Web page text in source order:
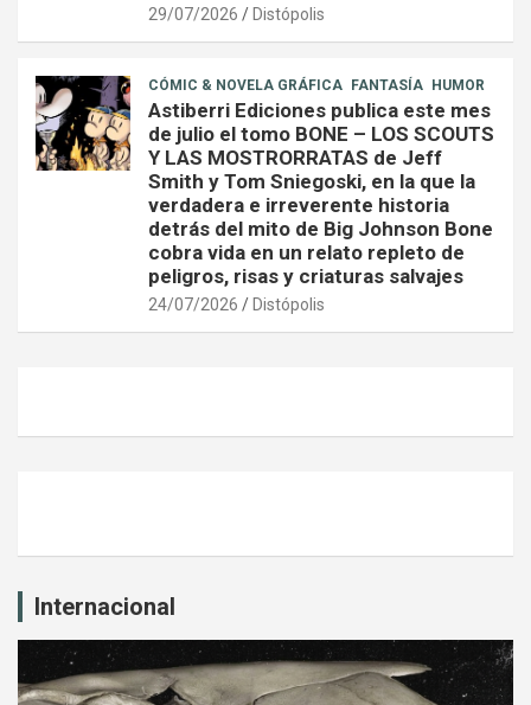
29/07/2026 Distópolis
CÓMIC & NOVELA GRÁFICA FANTASÍA HUMOR
Astiberri Ediciones publica este mes
de julio el tomo BONE – LOS SCOUTS
Y LAS MOSTRORRATAS de Jeff
Smith y Tom Sniegoski, en la que la
verdadera e irreverente historia
detrás del mito de Big Johnson Bone
cobra vida en un relato repleto de
peligros, risas y criaturas salvajes
24/07/2026 Distópolis
Internacional